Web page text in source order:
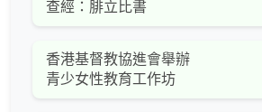
查經：腓立比書
香港基督教協進會舉辦
青少女性教育工作坊